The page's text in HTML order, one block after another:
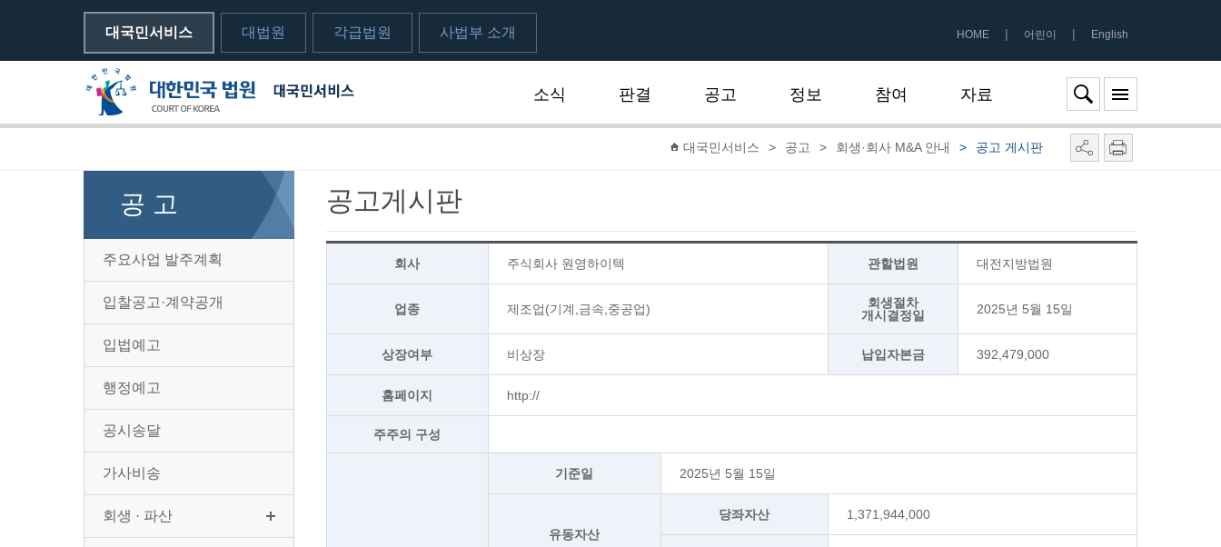
대국민서비스 대법원 각급법원 사법부 소개 HOME | 어린이 | English
소식 판결 공고 정보 참여 자료
메뉴전체보기
대국민서비스 > 공고 > 회생·회사 M&A 안내 > 공고 게시판
공 고
주요사업 발주계획
입찰공고·계약공개
입법예고
행정예고
공시송달
가사비송
회생 · 파산
공고게시판
회사 주식회사 원영하이텍 관할법원 대전지방법원
업종 제조업(기계,금속,중공업)
회생절차
개시결정일
2025년 5월 15일
상장여부 비상장 납입자본금 392,479,000
홈페이지 http://
주주의 구성
기준일 2025년 5월 15일
유동자산
당좌자산 1,371,944,000